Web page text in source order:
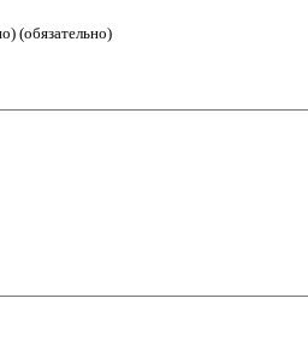
(обязательно)